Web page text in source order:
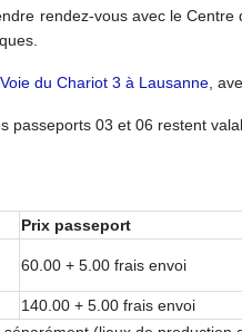
rendez-vous avec le
du Chariot 3 à Lausanne ,
passeports 03 et 06 restent
Prix passeport
60.00 + 5.00 frais envoi
140.00 + 5.00 frais envoi